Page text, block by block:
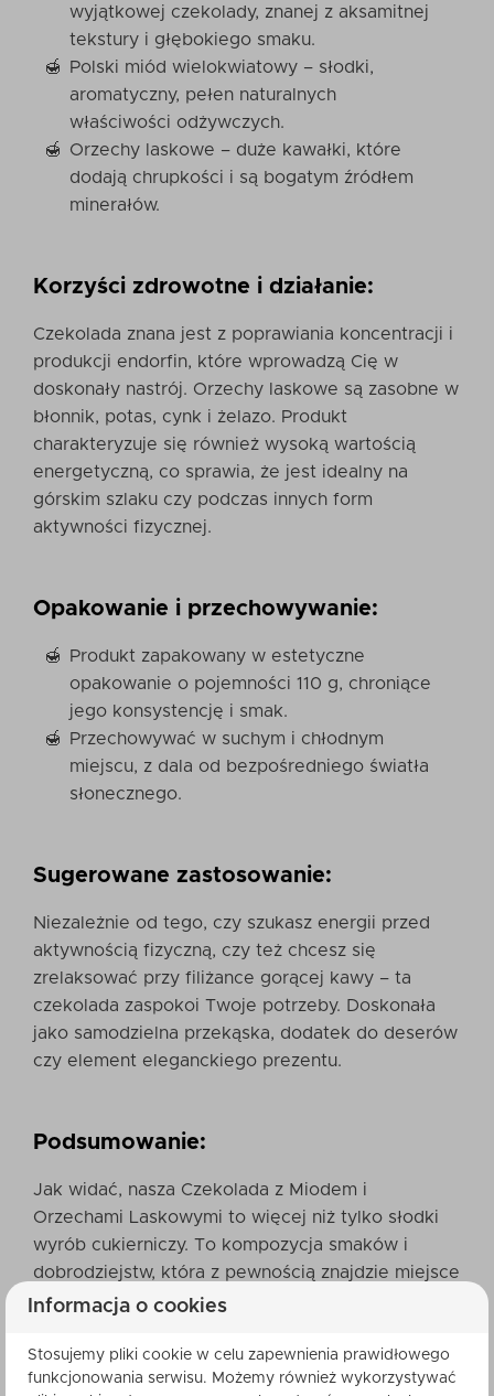
wyjątkowej czekolady, znanej z aksamitnej
tekstury i głębokiego smaku.
Polski miód wielokwiatowy – słodki,
aromatyczny, pełen naturalnych
właściwości odżywczych.
Orzechy laskowe – duże kawałki, które
dodają chrupkości i są bogatym źródłem
minerałów.
Korzyści zdrowotne i działanie:
Czekolada znana jest z poprawiania koncentracji i
produkcji endorfin, które wprowadzą Cię w
doskonały nastrój. Orzechy laskowe są zasobne w
błonnik, potas, cynk i żelazo. Produkt
charakteryzuje się również wysoką wartością
energetyczną, co sprawia, że jest idealny na
górskim szlaku czy podczas innych form
aktywności fizycznej.
Opakowanie i przechowywanie:
Produkt zapakowany w estetyczne
opakowanie o pojemności 110 g, chroniące
jego konsystencję i smak.
Przechowywać w suchym i chłodnym
miejscu, z dala od bezpośredniego światła
słonecznego.
Sugerowane zastosowanie:
Niezależnie od tego, czy szukasz energii przed
aktywnością fizyczną, czy też chcesz się
zrelaksować przy filiżance gorącej kawy – ta
czekolada zaspokoi Twoje potrzeby. Doskonała
jako samodzielna przekąska, dodatek do deserów
czy element eleganckiego prezentu.
Podsumowanie:
Jak widać, nasza Czekolada z Miodem i
Orzechami Laskowymi to więcej niż tylko słodki
wyrób cukierniczy. To kompozycja smaków i
dobrodziejstw, która z pewnością znajdzie miejsce
w sercach zarówno miłośników czekolady, jak i
Informacja o cookies
Stosujemy pliki cookie w celu zapewnienia prawidłowego
funkcjonowania serwisu. Możemy również wykorzystywać